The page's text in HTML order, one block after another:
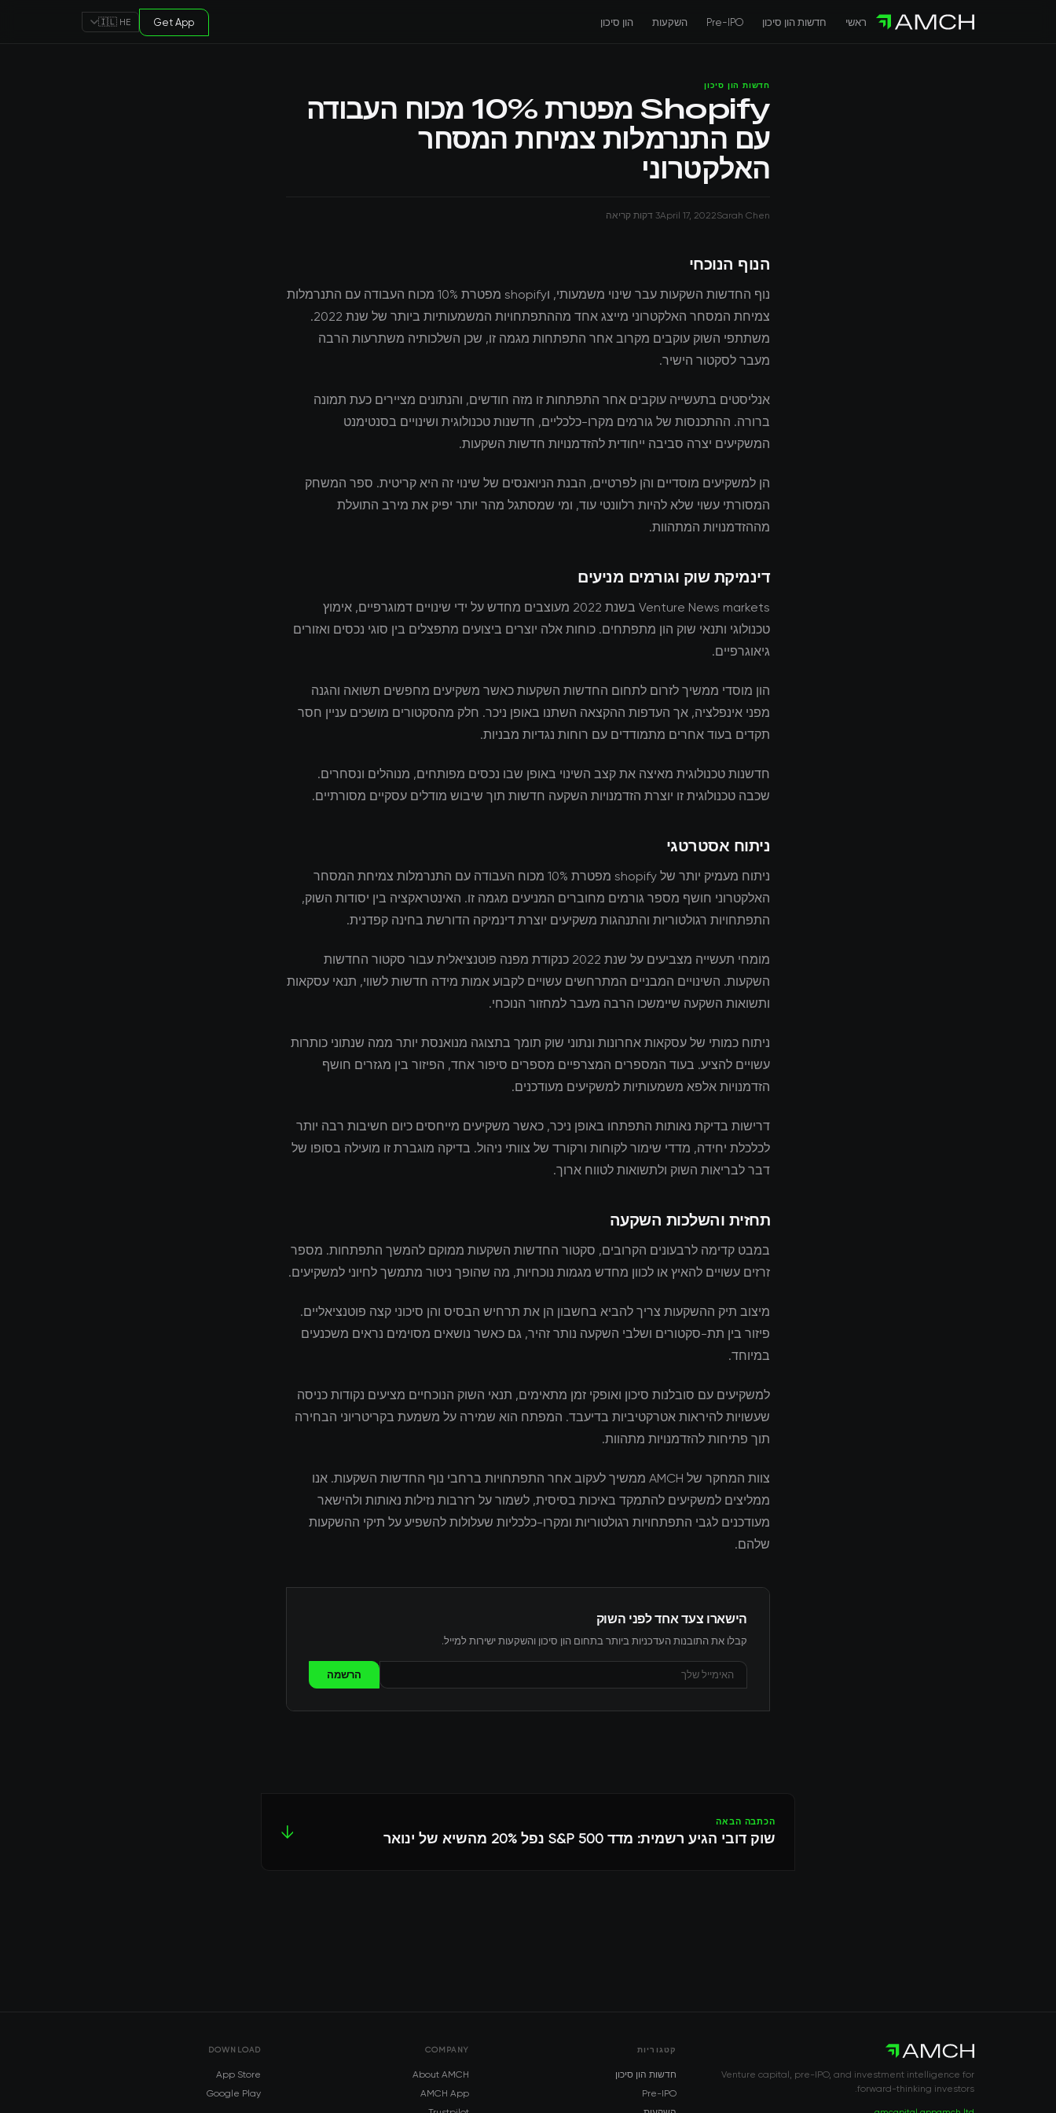
ראשי חדשות הון סיכון Pre-IPO השקעות הון סיכון 🇮🇱 HE Get App
חדשות הון סיכון
Shopify מפטרת 10% מכוח העבודה
עם התנרמלות צמיחת המסחר
האלקטרוני
Sarah Chen
April 17, 20223 דקות קריאה
הנוף הנוכחי
נוף החדשות השקעות עבר שינוי משמעותי, וshopify מפטרת 10% מכוח העבודה עם התנרמלות
צמיחת המסחר האלקטרוני מייצג אחד מההתפתחויות המשמעותיות ביותר של שנת 2022.
משתתפי השוק עוקבים מקרוב אחר התפתחות מגמה זו, שכן השלכותיה משתרעות הרבה
מעבר לסקטור הישיר.
אנליסטים בתעשייה עוקבים אחר התפתחות זו מזה חודשים, והנתונים מציירים כעת תמונה
ברורה. ההתכנסות של גורמים מקרו-כלכליים, חדשנות טכנולוגית ושינויים בסנטימנט
המשקיעים יצרה סביבה ייחודית להזדמנויות חדשות השקעות.
הן למשקיעים מוסדיים והן לפרטיים, הבנת הניואנסים של שינוי זה היא קריטית. ספר המשחק
המסורתי עשוי שלא להיות רלוונטי עוד, ומי שמסתגל מהר יותר יפיק את מירב התועלת
מההזדמנויות המתהוות.
דינמיקת שוק וגורמים מניעים
Venture News markets בשנת 2022 מעוצבים מחדש על ידי שינויים דמוגרפיים, אימוץ
טכנולוגי ותנאי שוק הון מתפתחים. כוחות אלה יוצרים ביצועים מתפצלים בין סוגי נכסים ואזורים
גיאוגרפיים.
הון מוסדי ממשיך לזרום לתחום החדשות השקעות כאשר משקיעים מחפשים תשואה והגנה
מפני אינפלציה, אך העדפות ההקצאה השתנו באופן ניכר. חלק מהסקטורים מושכים עניין חסר
תקדים בעוד אחרים מתמודדים עם רוחות נגדיות מבניות.
חדשנות טכנולוגית מאיצה את קצב השינוי באופן שבו נכסים מפותחים, מנוהלים ונסחרים.
שכבה טכנולוגית זו יוצרת הזדמנויות השקעה חדשות תוך שיבוש מודלים עסקיים מסורתיים.
ניתוח אסטרטגי
ניתוח מעמיק יותר של shopify מפטרת 10% מכוח העבודה עם התנרמלות צמיחת המסחר
האלקטרוני חושף מספר גורמים מחוברים המניעים מגמה זו. האינטראקציה בין יסודות השוק,
התפתחויות רגולטוריות והתנהגות משקיעים יוצרת דינמיקה הדורשת בחינה קפדנית.
מומחי תעשייה מצביעים על שנת 2022 כנקודת מפנה פוטנציאלית עבור סקטור החדשות
השקעות. השינויים המבניים המתרחשים עשויים לקבוע אמות מידה חדשות לשווי, תנאי עסקאות
ותשואות השקעה שיימשכו הרבה מעבר למחזור הנוכחי.
ניתוח כמותי של עסקאות אחרונות ונתוני שוק תומך בתצוגה מנואנסת יותר ממה שנתוני כותרות
עשויים להציע. בעוד המספרים המצרפיים מספרים סיפור אחד, הפיזור בין מגזרים חושף
הזדמנויות אלפא משמעותיות למשקיעים מעודכנים.
דרישות בדיקת נאותות התפתחו באופן ניכר, כאשר משקיעים מייחסים כיום חשיבות רבה יותר
לכלכלת יחידה, מדדי שימור לקוחות ורקורד של צוותי ניהול. בדיקה מוגברת זו מועילה בסופו של
דבר לבריאות השוק ולתשואות לטווח ארוך.
תחזית והשלכות השקעה
במבט קדימה לרבעונים הקרובים, סקטור החדשות השקעות ממוקם להמשך התפתחות. מספר
זרזים עשויים להאיץ או לכוון מחדש מגמות נוכחיות, מה שהופך ניטור מתמשך לחיוני למשקיעים.
מיצוב תיק ההשקעות צריך להביא בחשבון הן את תרחיש הבסיס והן סיכוני קצה פוטנציאליים.
פיזור בין תת-סקטורים ושלבי השקעה נותר זהיר, גם כאשר נושאים מסוימים נראים משכנעים
במיוחד.
למשקיעים עם סובלנות סיכון ואופקי זמן מתאימים, תנאי השוק הנוכחיים מציעים נקודות כניסה
שעשויות להיראות אטרקטיביות בדיעבד. המפתח הוא שמירה על משמעת בקריטריוני הבחירה
תוך פתיחות להזדמנויות מתהוות.
צוות המחקר של AMCH ממשיך לעקוב אחר התפתחויות ברחבי נוף החדשות השקעות. אנו
ממליצים למשקיעים להתמקד באיכות בסיסית, לשמור על רזרבות נזילות נאותות ולהישאר
מעודכנים לגבי התפתחויות רגולטוריות ומקרו-כלכליות שעלולות להשפיע על תיקי ההשקעות
שלהם.
הישארו צעד אחד לפני השוק
קבלו את התובנות העדכניות ביותר בתחום הון סיכון והשקעות ישירות למייל.
הרשמה
הכתבה הבאה
שוק דובי הגיע רשמית: מדד S&P 500 נפל 20% מהשיא של ינואר ↓
Venture capital, pre-IPO, and investment intelligence for
forward-thinking investors.
קטגוריות
חדשות הון סיכון
Pre-IPO
COMPANY
About AMCH
AMCH App
DOWNLOAD
App Store
Google Play